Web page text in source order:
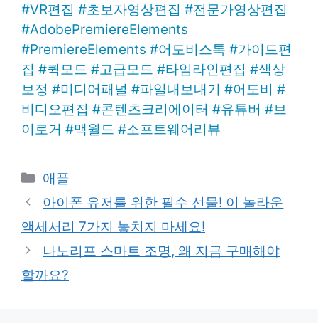
#VR편집 #초보자영상편집 #전문가영상편집
#AdobePremiereElements
#PremiereElements #어도비스톡 #가이드편
집 #퀵모드 #고급모드 #타임라인편집 #색상
보정 #미디어패널 #파일내보내기 #어도비 #
비디오편집 #콘텐츠크리에이터 #유튜버 #브
이로거 #맥월드 #소프트웨어리뷰
Categories
애플
아이폰 유저를 위한 필수 선물! 이 놀라운
액세서리 7가지 놓치지 마세요!
나노리프 스마트 조명, 왜 지금 구매해야
할까요?